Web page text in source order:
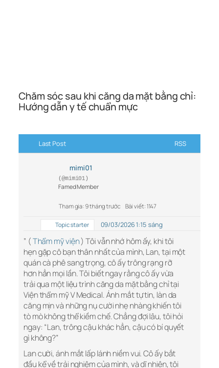
Chăm sóc sau khi căng da mặt bằng chỉ:
Hướng dẫn y tế chuẩn mực
Last Post RSS
mimi01
(@mimi01)
Famed Member
Tham gia: 9 tháng trước Bài viết: 1147
Topic starter 09/03/2026 1:15 sáng
” (Thẩm mỹ viện) Tôi vẫn nhớ hôm ấy, khi tôi
hẹn gặp cô bạn thân nhất của mình, Lan, tại một
quán cà phê sang trọng, cô ấy trông rạng rỡ
hơn hẳn mọi lần. Tôi biết ngay rằng cô ấy vừa
trải qua một liệu trình căng da mặt bằng chỉ tại
Viện thẩm mỹ V Medical. Ánh mắt tự tin, làn da
căng mịn và những nụ cười nhẹ nhàng khiến tôi
tò mò không thể kiềm chế. Chẳng đợi lâu, tôi hỏi
ngay: “Lan, trông cậu khác hẳn, cậu có bí quyết
gì không?”
Lan cười, ánh mắt lấp lánh niềm vui. Cô ấy bắt
đầu kể về trải nghiệm của mình, và dĩ nhiên, tôi